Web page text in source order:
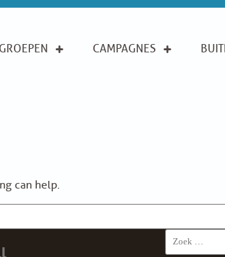
GROEPEN CAMPAGNES
can help.
Search
for: